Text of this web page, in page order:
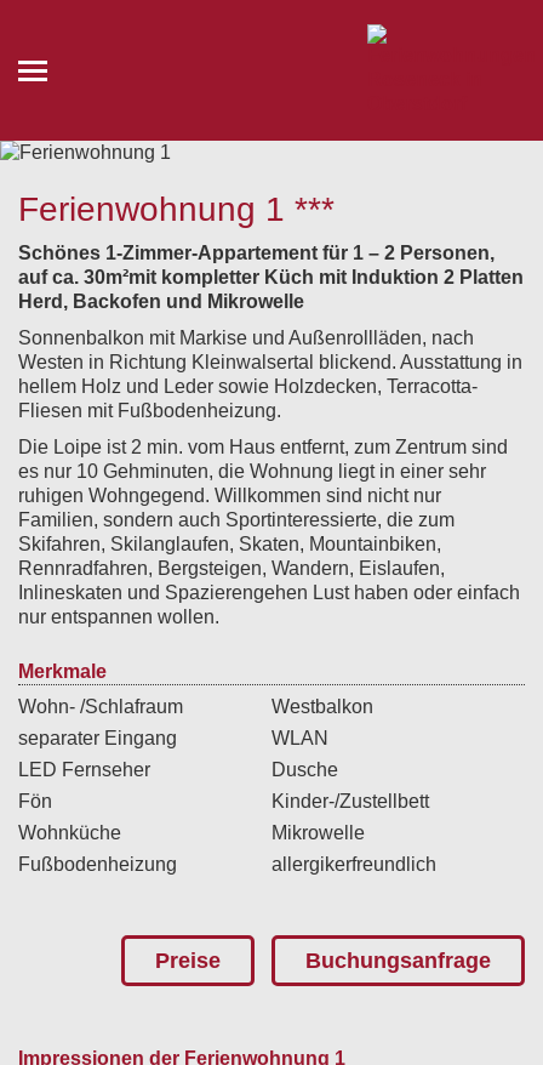
Ferienwohnung 1 ***
Schönes 1-Zimmer-Appartement für 1 – 2 Personen,
auf ca. 30m²mit kompletter Küch mit Induktion 2 Platten
Herd, Backofen und Mikrowelle
Sonnenbalkon mit Markise und Außenrollläden, nach
Westen in Richtung Kleinwalsertal blickend. Ausstattung in
hellem Holz und Leder sowie Holzdecken, Terracotta-
Fliesen mit Fußbodenheizung.
Die Loipe ist 2 min. vom Haus entfernt, zum Zentrum sind
es nur 10 Gehminuten, die Wohnung liegt in einer sehr
ruhigen Wohngegend. Willkommen sind nicht nur
Familien, sondern auch Sportinteressierte, die zum
Skifahren, Skilanglaufen, Skaten, Mountainbiken,
Rennradfahren, Bergsteigen, Wandern, Eislaufen,
Inlineskaten und Spazierengehen Lust haben oder einfach
nur entspannen wollen.
Merkmale
Wohn- /Schlafraum
Westbalkon
separater Eingang
WLAN
LED Fernseher
Dusche
Fön
Kinder-/Zustellbett
Wohnküche
Mikrowelle
Fußbodenheizung
allergikerfreundlich
Preise Buchungsanfrage
Impressionen der Ferienwohnung 1